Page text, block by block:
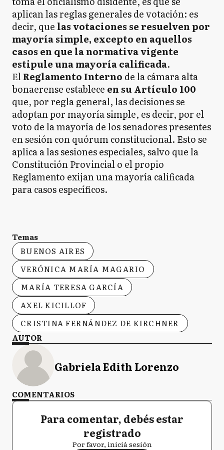
aplican las reglas generales de votación: es
decir, que las votaciones se resuelven por
mayoría simple, excepto en aquellos
casos en que la normativa vigente
estipule una mayoría calificada.
​ElReglamento Interno de la cámara alta
bonaerense establece en su Artículo 100
que, por regla general, las decisiones se
adoptan por mayoría simple, es decir, por el
voto de la mayoría de los senadores presentes
en sesión con quórum constitucional. Esto se
aplica a las sesiones especiales, salvo que la
Constitución Provincial o el propio
Reglamento exijan una mayoría calificada
para casos específicos.​
Temas
BUENOS AIRES
VERÓNICA MARÍA MAGARIO
MARÍA TERESA GARCÍA
AXEL KICILLOF
CRISTINA FERNÁNDEZ DE KIRCHNER
AUTOR
Gabriela Edith Lorenzo
COMENTARIOS
Para comentar, debés estar
registrado
Por favor, iniciá sesión